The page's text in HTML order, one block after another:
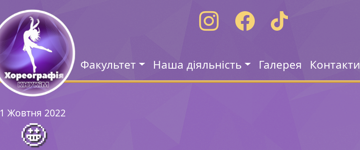
Факультет Наша діяльність Галерея Контакти
1 Жовтня 2022
🤩